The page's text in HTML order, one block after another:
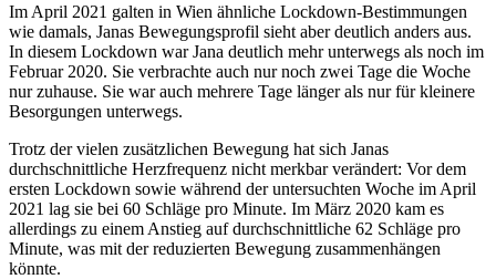
Im April 2021 galten in Wien ähnliche Lockdown-Bestimmungen
wie damals, Janas Bewegungsprofil sieht aber deutlich anders aus.
In diesem Lockdown war Jana deutlich mehr unterwegs als noch im
Februar 2020. Sie verbrachte auch nur noch zwei Tage die Woche
nur zuhause. Sie war auch mehrere Tage länger als nur für kleinere
Besorgungen unterwegs.
Trotz der vielen zusätzlichen Bewegung hat sich Janas
durchschnittliche Herzfrequenz nicht merkbar verändert: Vor dem
ersten Lockdown sowie während der untersuchten Woche im April
2021 lag sie bei 60 Schläge pro Minute. Im März 2020 kam es
allerdings zu einem Anstieg auf durchschnittliche 62 Schläge pro
Minute, was mit der reduzierten Bewegung zusammenhängen
könnte.